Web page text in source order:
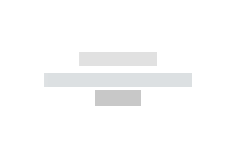
------------
----------- -----------